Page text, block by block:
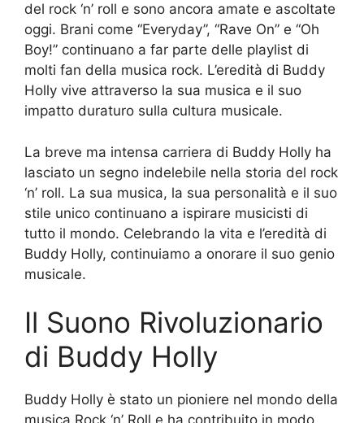
del rock ‘n’ roll e sono ancora amate e ascoltate
oggi. Brani come “Everyday”, “Rave On” e “Oh
Boy!” continuano a far parte delle playlist di
molti fan della musica rock. L’eredità di Buddy
Holly vive attraverso la sua musica e il suo
impatto duraturo sulla cultura musicale.
La breve ma intensa carriera di Buddy Holly ha
lasciato un segno indelebile nella storia del rock
‘n’ roll. La sua musica, la sua personalità e il suo
stile unico continuano a ispirare musicisti di
tutto il mondo. Celebrando la vita e l’eredità di
Buddy Holly, continuiamo a onorare il suo genio
musicale.
Il Suono Rivoluzionario
di Buddy Holly
Buddy Holly è stato un pioniere nel mondo della
musica Rock ‘n’ Roll e ha contribuito in modo